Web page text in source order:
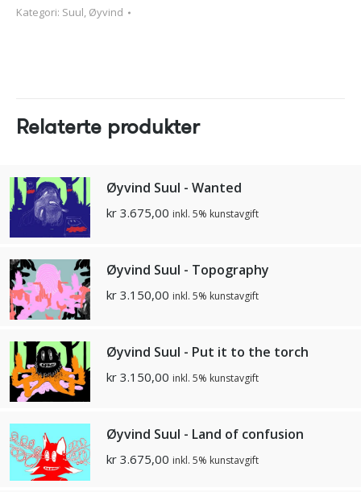
Kategori: Suul, Øyvind
Relaterte produkter
Øyvind Suul - Wanted
kr 3.675,00 inkl. 5% kunstavgift
Øyvind Suul - Topography
kr 3.150,00 inkl. 5% kunstavgift
Øyvind Suul - Put it to the torch
kr 3.150,00 inkl. 5% kunstavgift
Øyvind Suul - Land of confusion
kr 3.675,00 inkl. 5% kunstavgift